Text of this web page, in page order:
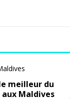
meilleur du
Maldives